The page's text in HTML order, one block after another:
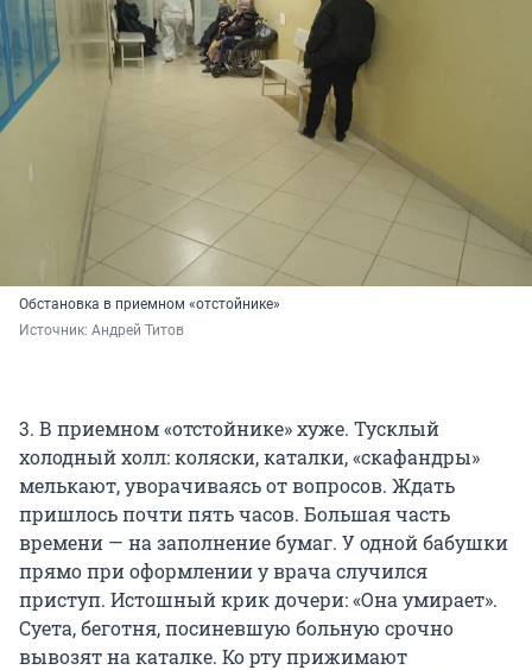
Обстановка в приемном «отстойнике»
Источник: Андрей Титов
3. В приемном «отстойнике» хуже. Тусклый
холодный холл: коляски, каталки, «скафандры»
мелькают, уворачиваясь от вопросов. Ждать
пришлось почти пять часов. Большая часть
времени — на заполнение бумаг. У одной бабушки
прямо при оформлении у врача случился
приступ. Истошный крик дочери: «Она умирает».
Суета, беготня, посиневшую больную срочно
вывозят на каталке. Ко рту прижимают